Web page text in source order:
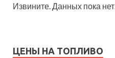
Извините. Данных пока нет.
ЦЕНЫ НА ТОПЛИВО